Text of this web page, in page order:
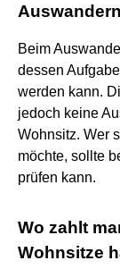
Beim
dessen
werden kann.
jedoch keine
Wohnsitz. Wer
möchte, sollte
prüfen kann.
Wo zahlt
Wohnsitze